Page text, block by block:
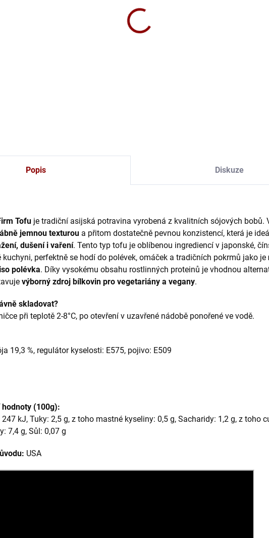
Popis Diskuze
Tofu je tradiční asijská potravina vyrobená z kvalitních sójových bobů.
jemnou texturou a přitom dostatečně pevnou konzistencí, která je
dušení i vaření. Tento typ tofu je oblíbenou ingrediencí v japonské,
kuchyni, perfektně se hodí do polévek, omáček a tradičních pokrmů jako je
polévka. Díky vysokému obsahu rostlinných proteinů je vhodnou
výborný zdroj bílkovin pro vegetariány a vegany.
skladovat?
při teplotě 2-8°C, po otevření v uzavřené nádobě ponořené ve vodě.
19,3 %, regulátor kyselosti: E575, pojivo: E509
hodnoty (100g):
247 kJ, Tuky: 2,5 g, z toho mastné kyseliny: 0,5 g, Sacharidy: 1,2 g, z toho
7,4 g, Sůl: 0,07 g
USA